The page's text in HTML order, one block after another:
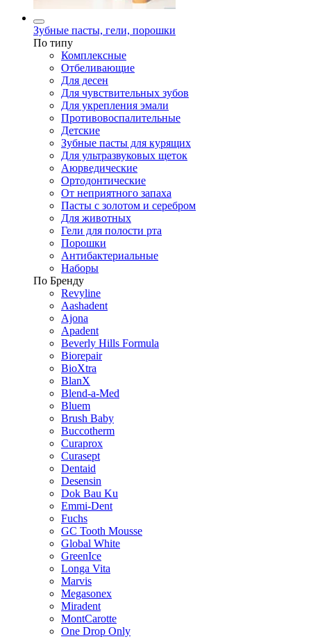
Зубные пасты, гели, порошки
По типу
Комплексные
Отбеливающие
Для десен
Для чувствительных зубов
Для укрепления эмали
Противовоспалительные
Детские
Зубные пасты для курящих
Для ультразвуковых щеток
Аюрведические
Ортодонтические
От неприятного запаха
Пасты с золотом и серебром
Для животных
Гели для полости рта
Порошки
Антибактериальные
Наборы
По Бренду
Revyline
Aashadent
Ajona
Apadent
Beverly Hills Formula
Biorepair
BioXtra
BlanX
Blend-a-Med
Bluem
Brush Baby
Buccotherm
Curaprox
Curasept
Dentaid
Desensin
Dok Bau Ku
Emmi-Dent
Fuchs
GC Tooth Mousse
Global White
GreenIce
Longa Vita
Marvis
Megasonex
Miradent
MontCarotte
One Drop Only